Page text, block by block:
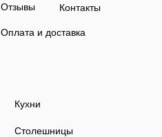
Контакты
Отзывы
Оплата и доставка
Кухни
Столешницы